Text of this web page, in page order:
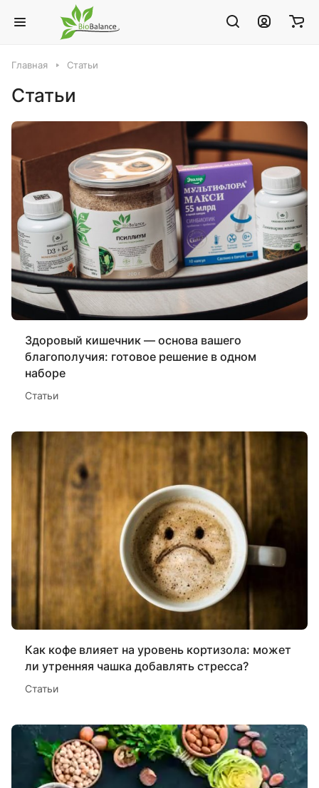
Главная Статьи
Статьи
Здоровый кишечник — основа вашего
благополучия: готовое решение в одном
наборе
Статьи
Как кофе влияет на уровень кортизола: может
ли утренняя чашка добавлять стресса?
Статьи